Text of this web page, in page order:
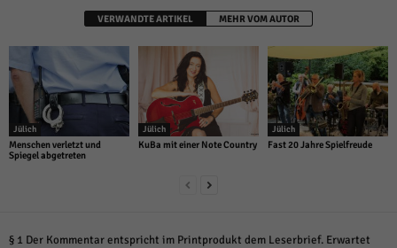
VERWANDTE ARTIKEL MEHR VOM AUTOR
Jülich
Menschen verletzt und
Spiegel abgetreten
Jülich
KuBa mit einer Note Country
Jülich
Fast 20 Jahre Spielfreude
§ 1 Der Kommentar entspricht im Printprodukt dem Leserbrief. Erwartet